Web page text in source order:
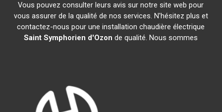
Vous pouvez consulter leurs avis sur notre site web pour
vous assurer de la qualité de nos services. N'hésitez plus et
contactez-nous pour une installation chaudière électrique
Saint Symphorien d'Ozon de qualité. Nous sommes